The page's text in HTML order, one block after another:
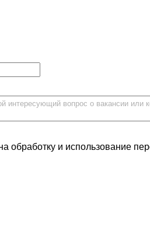
обработку и использование